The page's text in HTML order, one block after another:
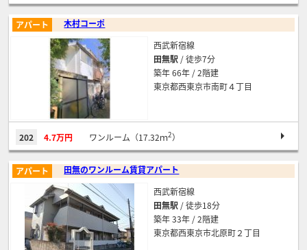
木村コーポ
アパート
西武新宿線
田無駅 / 徒歩7分
築年 66年 / 2階建
東京都西東京市南町４丁目
202 4.7万円 ワンルーム（17.32ｍ2）
田無のワンルーム賃貸アパート
アパート
西武新宿線
田無駅 / 徒歩18分
築年 33年 / 2階建
東京都西東京市北原町２丁目